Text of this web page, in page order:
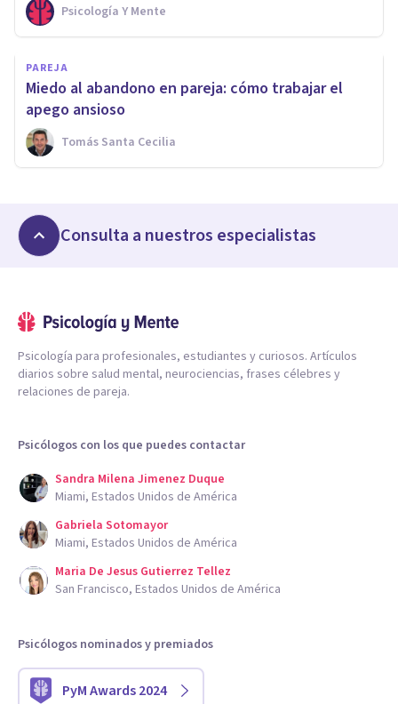
Psicología Y Mente
PAREJA
Miedo al abandono en pareja: cómo trabajar el
apego ansioso
Tomás Santa Cecilia
Consulta a nuestros especialistas
Psicología para profesionales, estudiantes y curiosos. Artículos
diarios sobre salud mental, neurociencias, frases célebres y
relaciones de pareja.
Psicólogos con los que puedes contactar
Sandra Milena Jimenez Duque
Miami, Estados Unidos de América
Gabriela Sotomayor
Miami, Estados Unidos de América
Maria De Jesus Gutierrez Tellez
San Francisco, Estados Unidos de América
Psicólogos nominados y premiados
PyM Awards 2024